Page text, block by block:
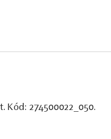
Kód: 274500022_050.